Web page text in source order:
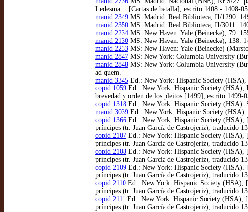
Ledesma… [Cartas de batalla], escrito 1408 - 1408-
manid 2349 MS: Madrid: Real Biblioteca, II/1290.
manid 2350 MS: Madrid: Real Biblioteca, II/3011.
manid 2234 MS: New Haven: Yale (Beinecke), 79.
manid 2130 MS: New Haven: Yale (Beinecke), 138.
manid 2233 MS: New Haven: Yale (Beinecke)
manid 2847 MS: New York: Columbia University
manid 2848 MS: New York: Columbia University
ad quem.
manid 3345 Ed.: New York: Hispanic Society (HSA),
copid 1059 Ed.: New York: Hispanic Society (HSA),
brevedad y orden de los pleitos [1499], escrito 1499-
copid 1318 Ed.: New York: Hispanic Society (HSA).
manid 3039 Ed.: New York: Hispanic Society (HSA).
copid 1366 Ed.: New York: Hispanic Society (HSA),
príncipes (tr. Juan García de Castrojeriz), traducido
copid 2107 Ed.: New York: Hispanic Society (HSA),
príncipes (tr. Juan García de Castrojeriz), traducido
copid 2108 Ed.: New York: Hispanic Society (HSA),
príncipes (tr. Juan García de Castrojeriz), traducido
copid 2109 Ed.: New York: Hispanic Society (HSA),
príncipes (tr. Juan García de Castrojeriz), traducido
copid 2110 Ed.: New York: Hispanic Society (HSA),
príncipes (tr. Juan García de Castrojeriz), traducido
copid 2111 Ed.: New York: Hispanic Society (HSA),
príncipes (tr. Juan García de Castrojeriz), traducido